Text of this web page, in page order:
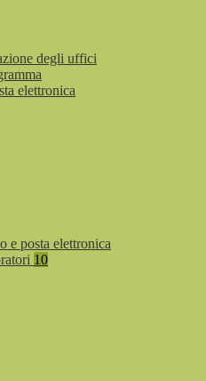
degli uffici
elettronica
e posta elettronica
10